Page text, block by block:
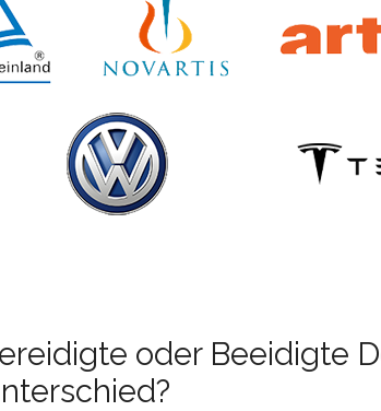
oder Beeidigte